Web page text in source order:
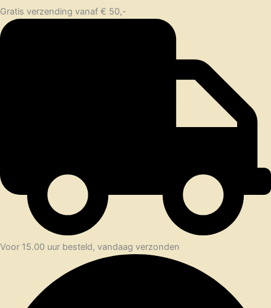
Gratis verzending vanaf € 50,-
Voor 15.00 uur besteld, vandaag verzonden